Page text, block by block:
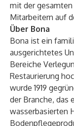
mit der
Mitarbeitern auf
Über Bona
Bona ist ein
ausgerichtetes
Bereiche
Restaurierung
wurde 1919
der Branche, das
wasserbasierten